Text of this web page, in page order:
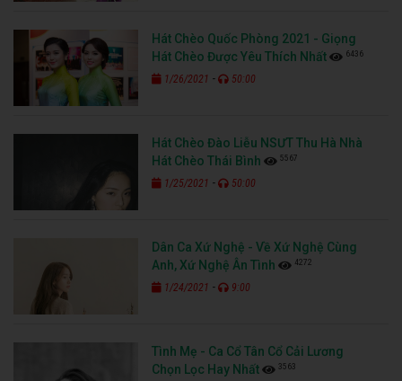
Hát Chèo Quốc Phòng 2021 - Giọng
Hát Chèo Được Yêu Thích Nhất
6436
1/26/2021 - 50:00
Hát Chèo Đào Liễu NSƯT Thu Hà Nhà
Hát Chèo Thái Bình
5567
1/25/2021 - 50:00
Dân Ca Xứ Nghệ - Về Xứ Nghệ Cùng
Anh, Xứ Nghệ Ân Tình
4272
1/24/2021 - 9:00
Tình Mẹ - Ca Cổ Tân Cổ Cải Lương
Chọn Lọc Hay Nhất
3563